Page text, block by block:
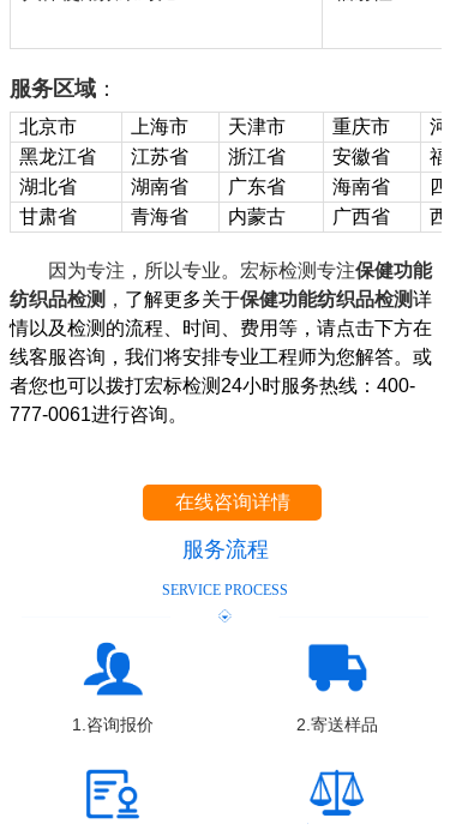
服务区域：
北京市 上海市 天津市 重庆市
河
黑龙江省
江苏省 浙江省 安徽省
福
湖北省
湖南省 广东省 海南省
甘肃省
青海省 内蒙古 广西省 西
因为专注，所以专业。宏标检测专注保健功能
纺织品检测 ， 了解更多关于保健功能纺织品检测详
情以及检测的流程、时间、费用等，请点击下方在
线客服咨询，我们将安排专业工程师为您解答。或
者您也可以拨打宏标检测 24小时服务热线： 400-
777-0061进行咨询。
在线咨询详情
服务流程
SERVICE PROCESS
1.咨询报价 2.寄送样品